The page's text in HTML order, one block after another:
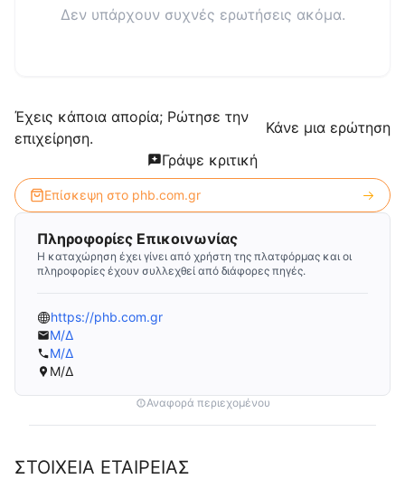
Δεν υπάρχουν συχνές ερωτήσεις ακόμα.
Έχεις κάποια απορία; Ρώτησε την
επιχείρηση.
Κάνε μια ερώτηση
Γράψε κριτική
Επίσκεψη στο phb.com.gr
Πληροφορίες Επικοινωνίας
Η καταχώρηση έχει γίνει από χρήστη της πλατφόρμας και οι
πληροφορίες έχουν συλλεχθεί από διάφορες πηγές.
https://phb.com.gr
Μ/Δ
Μ/Δ
Μ/Δ
Αναφορά περιεχομένου
ΣΤΟΙΧΕΙΑ ΕΤΑΙΡΕΙΑΣ